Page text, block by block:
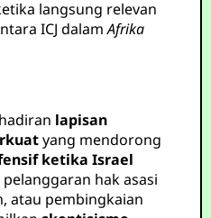
langsung relevan
ICJ dalamAfrika
lapisan
yang mendorong
ketika Israel
hak asasi
atau pembingkaian